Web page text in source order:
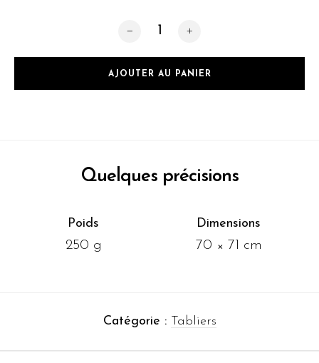
quantité de Mini Tilleul
AJOUTER AU PANIER
Quelques précisions
Poids
250 g
Dimensions
70 × 71 cm
Catégorie : Tabliers